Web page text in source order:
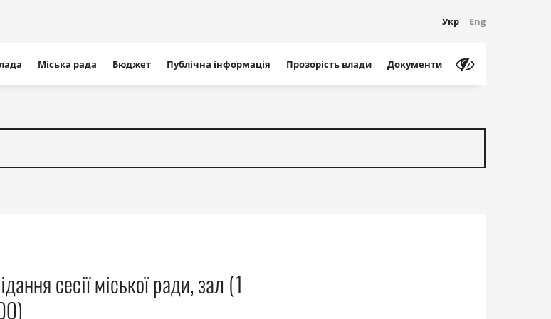
Укр Eng
Міська рада Бюджет Публічна інформація Прозорість влади Документи
сесії міської ради, зал (1